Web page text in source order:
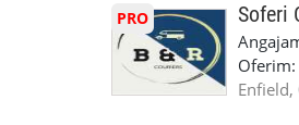
PRO Soferi
Oferim:
pentru